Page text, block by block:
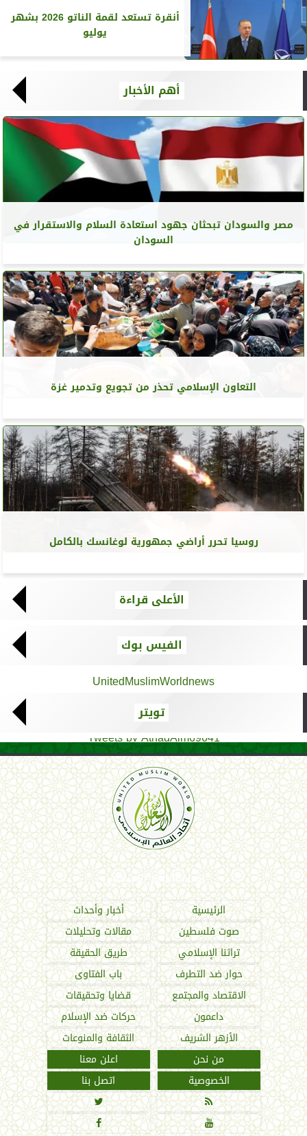
أنقرة تستعد لقمة الناتو 2026 بشهر
يوليو
أهم الأخبار
مصر والسودان تبحثان جهود استعادة السلام والاستقرار في
السودان
التعاون الإسلامي تحذر من تجويع وتدمير غزة
روسيا تحرر أراضي جمهورية لوغانسك بالكامل
الأعلى قراءة
الفيس بوك
UnitedMuslimWorldnews
تويتر
Tweets by AthadAlm69641
اتحاد العالم الإسلامي
الرئيسية
أخبار وأحداث
صوت فلسطين
مقالات وتحليلات
تراثنا الإسلامي
طريق الحقيقة
حوار ضد التطرف
باب الفتاوى
الاقتصاد والمجتمع
قضايا وتحقيقات
داعمون
حركات ضد الإسلام
الأزهر الشريف
الثقافة والمنوعات
من نحن
اعلن معنا
الخصوصية
اتصل بنا



